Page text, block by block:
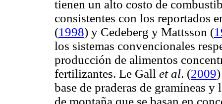
tienen un alto costo de
consistentes con los reportados
(1998) y Cedeberg y Mattsson (
los sistemas convencionales
producción de alimentos
fertilizantes. Le Gall et al. (2009
base de praderas de gramíneas